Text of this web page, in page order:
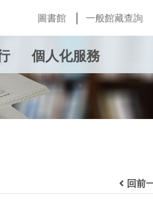
圖書館 一般館藏查詢
個人化服務
回前